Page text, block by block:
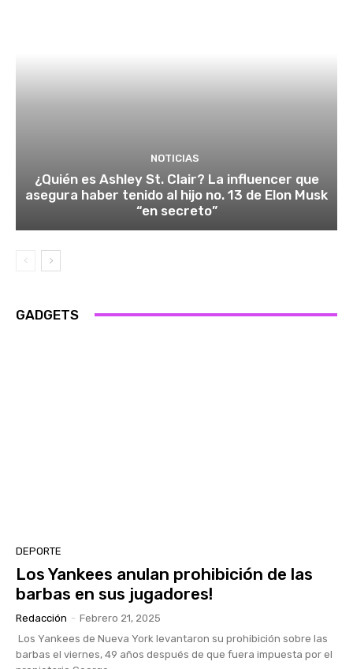
NOTICIAS
¿Quién es Ashley St. Clair? La influencer que
asegura haber tenido al hijo no. 13 de Elon Musk
“en secreto”
GADGETS
DEPORTE
Los Yankees anulan prohibición de las
barbas en sus jugadores!
Redacción - Febrero 21, 2025
Los Yankees de Nueva York levantaron su prohibición sobre las
barbas el viernes, 49 años después de que fuera impuesta por el